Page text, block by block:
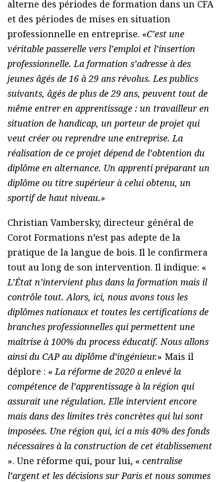
alterne des périodes de formation dans un CFA
et des périodes de mises en situation
professionnelle en entreprise. «C’est une
véritable passerelle vers l’emploi et l’insertion
professionnelle. La formation s’adresse à des
jeunes âgés de 16 à 29 ans révolus. Les publics
suivants, âgés de plus de 29 ans, peuvent tout de
même entrer en apprentissage : un travailleur en
situation de handicap, un porteur de projet qui
veut créer ou reprendre une entreprise. La
réalisation de ce projet dépend de l’obtention du
diplôme en alternance. Un apprenti préparant un
diplôme ou titre supérieur à celui obtenu, un
sportif de haut niveau.»
Christian Vambersky, directeur général de
Corot Formations n’est pas adepte de la
pratique de la langue de bois. Il le confirmera
tout au long de son intervention. Il indique: «
L’État n’intervient plus dans la formation mais il
contrôle tout. Alors, ici, nous avons tous les
diplômes nationaux et toutes les certifications de
branches professionnelles qui permettent une
maîtrise à 100% du process éducatif. Nous allons
ainsi du CAP au diplôme d’ingénieur.» Mais il
déplore : « La réforme de 2020 a enlevé la
compétence de l’apprentissage à la région qui
assurait une régulation. Elle intervient encore
mais dans des limites très concrètes qui lui sont
imposées. Une région qui, ici a mis 40% des fonds
nécessaires à la construction de cet établissement
». Une réforme qui, pour lui, « centralise
l’argent et les décisions sur Paris et nous sommes